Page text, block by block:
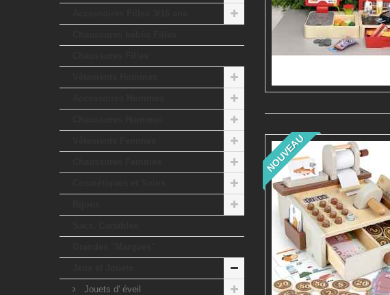
Jouets d' éveil
NOUVEAU